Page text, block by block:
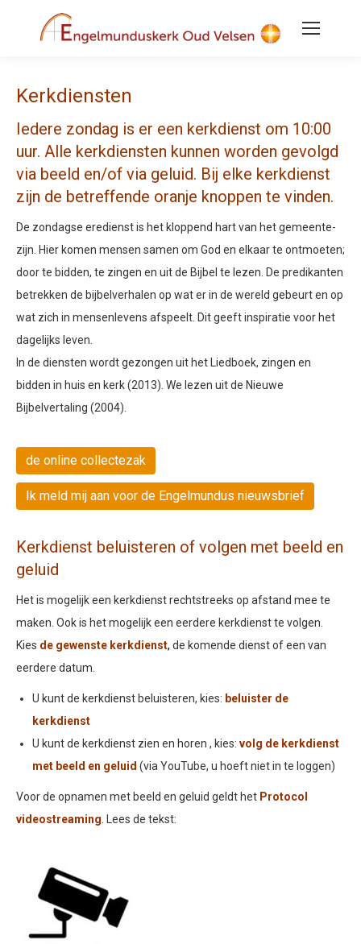
Kerkdiensten
Iedere zondag is er een kerkdienst om 10:00
uur. Alle kerkdiensten kunnen worden gevolgd
via beeld en/of via geluid. Bij elke kerkdienst
zijn de betreffende oranje knoppen te vinden.
De zondagse eredienst is het kloppend hart van het gemeente-
zijn. Hier komen mensen samen om God en elkaar te ontmoeten;
door te bidden, te zingen en uit de Bijbel te lezen. De predikanten
betrekken de bijbelverhalen op wat er in de wereld gebeurt en op
wat zich in mensenlevens afspeelt. Dit geeft inspiratie voor het
dagelijks leven.
In de diensten wordt gezongen uit het Liedboek, zingen en
bidden in huis en kerk (2013). We lezen uit de Nieuwe
Bijbelvertaling (2004).
de online collectezak
Ik meld mij aan voor de Engelmundus nieuwsbrief
Kerkdienst beluisteren of volgen met beeld en
geluid
Het is mogelijk een kerkdienst rechtstreeks op afstand mee te
maken. Ook is het mogelijk een eerdere kerkdienst te volgen.
Kies de gewenste kerkdienst, de komende dienst of een van
eerdere datum.
U kunt de kerkdienst beluisteren, kies: beluister de
kerkdienst
U kunt de kerkdienst zien en horen , kies: volg de kerkdienst
met beeld en geluid (via YouTube, u hoeft niet in te loggen)
Voor de opnamen met beeld en geluid geldt het Protocol
videostreaming . Lees de tekst: